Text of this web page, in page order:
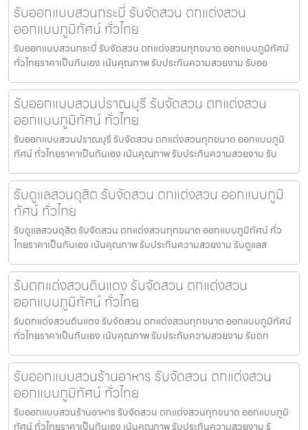
รับออกแบบสวนกระบี่ รับจัดสวน ตกแต่งสวน
ออกแบบภูมิทัศน์ ทั่วไทย
รับออกแบบสวนกระบี่ รับจัดสวน ตกแต่งสวนทุกขนาด ออกแบบภูมิทัศน์
ทั่วไทยราคาเป็นกันเอง เน้นคุณภาพ รับประกันความสวยงาม รับออ
รับออกแบบสวนปราณบุรี รับจัดสวน ตกแต่งสวน
ออกแบบภูมิทัศน์ ทั่วไทย
รับออกแบบสวนปราณบุรี รับจัดสวน ตกแต่งสวนทุกขนาด ออกแบบภูมิ
ทัศน์ ทั่วไทยราคาเป็นกันเอง เน้นคุณภาพ รับประกันความสวยงาม รับ
รับดูแลสวนดุสิต รับจัดสวน ตกแต่งสวน ออกแบบภูมิ
ทัศน์ ทั่วไทย
รับดูแลสวนดุสิต รับจัดสวน ตกแต่งสวนทุกขนาด ออกแบบภูมิทัศน์ ทั่ว
ไทยราคาเป็นกันเอง เน้นคุณภาพ รับประกันความสวยงาม รับดูแลส
รับตกแต่งสวนดินแดง รับจัดสวน ตกแต่งสวน
ออกแบบภูมิทัศน์ ทั่วไทย
รับตกแต่งสวนดินแดง รับจัดสวน ตกแต่งสวนทุกขนาด ออกแบบภูมิทัศน์
ทั่วไทยราคาเป็นกันเอง เน้นคุณภาพ รับประกันความสวยงาม รับตก
รับออกแบบสวนร้านอาหาร รับจัดสวน ตกแต่งสวน
ออกแบบภูมิทัศน์ ทั่วไทย
รับออกแบบสวนร้านอาหาร รับจัดสวน ตกแต่งสวนทุกขนาด ออกแบบภูมิ
ทัศน์ ทั่วไทยราคาเป็นกันเอง เน้นคุณภาพ รับประกันความสวยงาม รั